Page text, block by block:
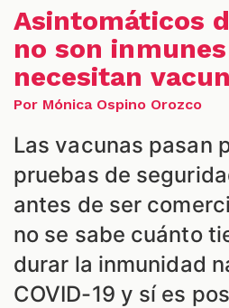
Asintomáticos
no son
necesitan
Por Mónica Ospino Orozco
Las vacunas pasan
pruebas de
antes de ser
no se sabe cuánto
durar la inmunidad
COVID-19 y sí es